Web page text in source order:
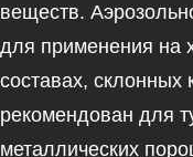
веществ.
для применения на
составах,
рекомендован для
металлических